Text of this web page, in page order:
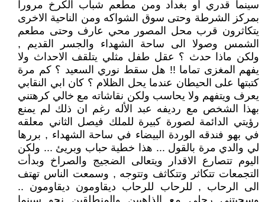
سينما قدري أو بغداد ومن مطعم شباب الكرخ مرورا
بمركز الشرطة وحتى سوق الشواكه ومن الناحية الاخرى
يتكاثرون قرب محل المصور محي عارف وحتى مطعم
الشمس وصولا الى ساحة الشهداء والجسر القديم ,
ولكن ماذا حدث ؟ عقل طفل مثلي يتلقف الاحداث ولا
يفهم المغزى تماما !! هل سقط نوري السعيد ؟ كم مرة
كتبتها على الحيطان عندما يحل الظلام ؟ كان ابي النقابي
يعرف ويتفهم ولا يحاسب ولكن نقاشاته مع خالي كرهتني
بهذا الشخص مع رديفه عبد الأله رغم ان ذلك لم يمنع
رؤيتي الدائمة لصورة كبيرة للملك فيصل الثاني معلقه
في بهو فندقه الوردة البيضاء في ساحة الشهداء , بررها
لي والدي مرة بالقول ... هذا خطية حباب وبريئ ... ولكن
اليوم تتصارع الاقدار ويتعالى الضجيج والصراخ وبدأت
التجمعات تتكاثر وتتكاثف وتتوجه , وسمعت الناس تهتف
الى الرحاب , للرحاب للرحاب ديقاومون ديقاومون ..